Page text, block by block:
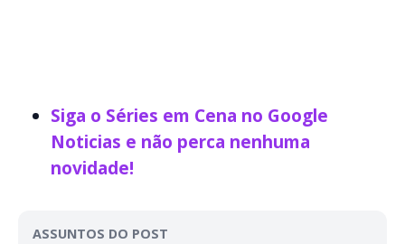
Siga o Séries em Cena no Google
Noticias e não perca nenhuma
novidade!
ASSUNTOS DO POST